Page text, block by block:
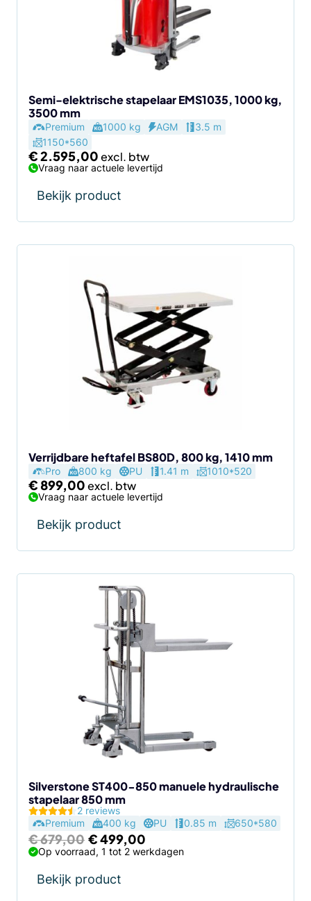
Semi-elektrische stapelaar EMS1035, 1000 kg,
3500 mm
Premium 1000 kg AGM
3.5 m
1150*560
€2.595,00
Vraag naar actuele levertijd
Bekijk product
Verrijdbare heftafel BS80D, 800 kg, 1410 mm
Pro 800 kg PU 1.41 m 1010*520
€899,00
Vraag naar actuele levertijd
Bekijk product
Silverstone ST400-850 manuele hydraulische
stapelaar 850 mm
2 reviews
Premium
400 kg PU 0.85 m 650*580
€679,00 Oorspronkelijke
prijs
was:
€ 679,00.
€499,00
prijs
Op voorraad, 1 tot 2 werkdagen
Bekijk product